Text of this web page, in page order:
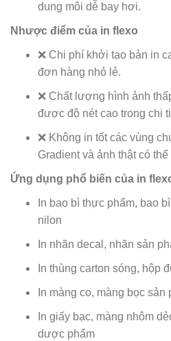
dung môi dễ bay hơi.
Nhược điểm của in flexo
❌ Chi phí khởi tạo bản in
đơn hàng nhỏ lẻ.
❌ Chất lượng hình ảnh
được độ nét cao trong chi
❌ Không in tốt các vùng
Gradient và ảnh thật có thể
Ứng dụng phổ biến của in
In bao bì thực phẩm, bao
nilon
In nhãn decal, nhãn sản
In thùng carton sóng, hộp
In màng co, màng bọc sản
In giấy bạc, màng nhôm
dược phẩm